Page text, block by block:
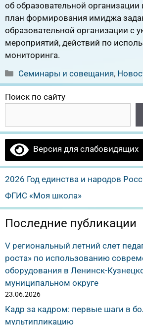
об образовательной организации
план формирования имиджа
образовательной организации с
мероприятий, действий по
мониторинга.
Рубрики
Семинары и совещания,
Поиск по сайту
Версия для слабовидящих
2026 Год единства и народов
ФГИС «Моя школа»
Последние публикации
V региональный летний слет
роста» по использованию
оборудования в Ленинск-
муниципальном округе
23.06.2026
Кадр за кадром: первые шаги в
мультипликацию